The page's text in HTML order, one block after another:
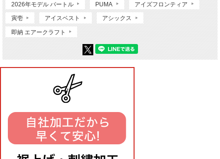
2026年モデル バートル PUMA アイズフロンティア
寅壱 アイスベスト アシックス
即納 エアークラフト